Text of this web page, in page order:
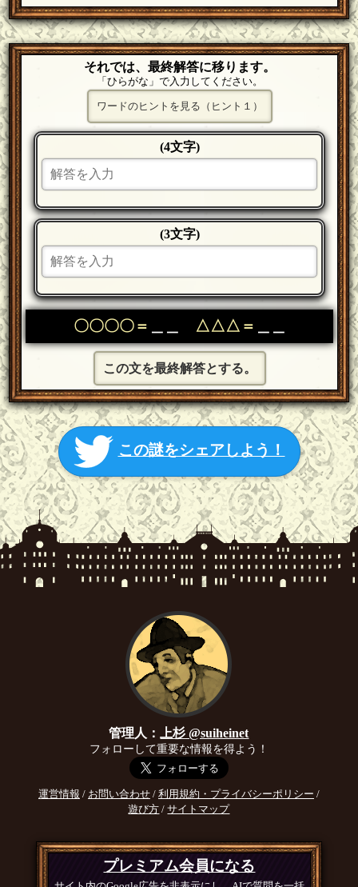
それでは、最終解答に移ります。
「ひらがな」で入力してください。
ワードのヒントを見る（ヒント１）
(4文字)
(3文字)
〇〇〇〇＝ △△△＝
この文を最終解答とする。
この謎をシェアしよう！
管理人：上杉 @suiheinet
フォローして重要な情報を得よう！
運営情報 / お問い合わせ/ 利用規約・プライバシーポリシー /
遊び方 /サイトマップ
プレミアム会員になる